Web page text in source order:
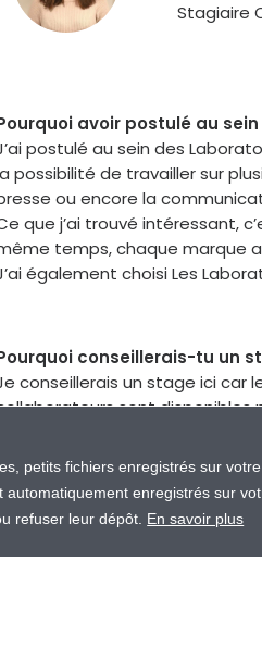
Stagiaire
avoir postulé au
postulé au sein des
possibilité de travailler sur
ou encore la
que j’ai trouvé intéressant,
temps, chaque marque
également choisi Les
conseillerais-tu un
conseillerais un stage ici car
sont disponibles
globale de la
de transmettre !
petits fichiers enregistrés sur
automatiquement enregistrés sur
refuser leur dépôt. En savoir plus